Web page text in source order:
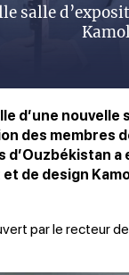
salle
d’une nouvelle
des membres
d’Ouzbékistan a
et de design
par le recteur